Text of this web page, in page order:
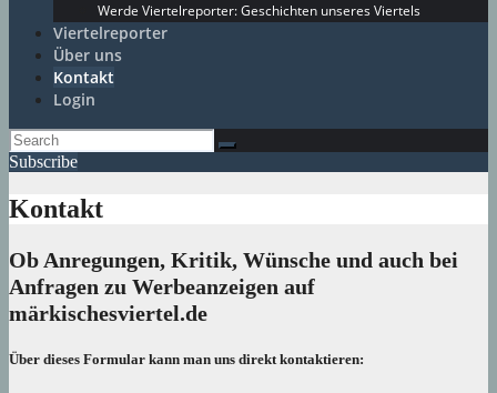
Werde Viertelreporter: Geschichten unseres Viertels
Viertelreporter
Über uns
Kontakt
Login
Subscribe
Kontakt
Ob Anregungen, Kritik, Wünsche und auch bei
Anfragen zu Werbeanzeigen auf
märkischesviertel.de
Über dieses Formular kann man uns direkt kontaktieren: